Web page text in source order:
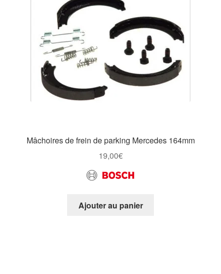
Mâchoires de frein de parking Mercedes 164mm
19,00€
Ajouter au panier